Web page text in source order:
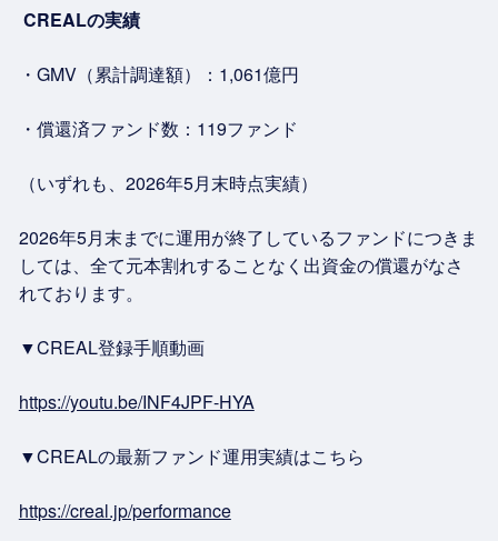
CREALの実績
・GMV（累計調達額）：1,061億円
・償還済ファンド数：119ファンド
（いずれも、2026年5月末時点実績）
2026年5月末までに運用が終了しているファンドにつきま
しては、全て元本割れすることなく出資金の償還がなさ
れております。
▼CREAL登録手順動画
https://youtu.be/INF4JPF-HYA
▼CREALの最新ファンド運用実績はこちら
https://creal.jp/performance